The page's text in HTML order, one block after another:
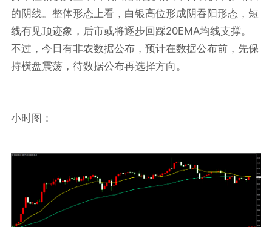
的阴线。整体形态上看，白银高位形成阴吞阳形态，短
线有见顶迹象，后市或将逐步回踩20EMA均线支撑。
不过，今日有非农数据公布，预计在数据公布前，先保
持横盘震荡，待数据公布再选择方向。
小时图：